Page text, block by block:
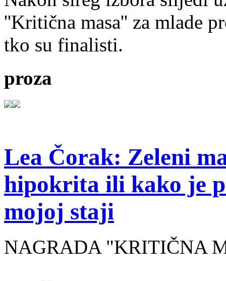
''Kritična masa'' za mlade
tko su finalisti.
proza
Lea Čorak: Zeleni
hipokrita ili kako je
mojoj staji
NAGRADA "KRITIČNA